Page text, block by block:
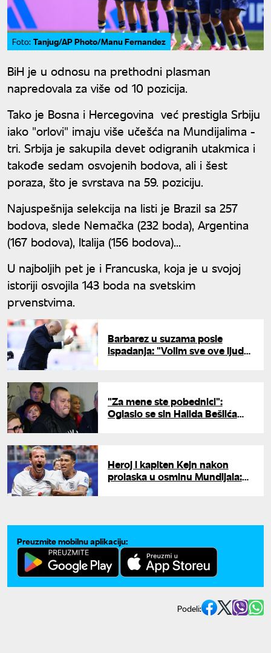
Foto: Tanjug/AP Photo/Manu Fernandez
BiH je u odnosu na prethodni plasman
napredovala za više od 10 pozicija.
Tako je Bosna i Hercegovina već prestigla Srbiju
iako "orlovi" imaju više učešća na Mundijalima -
tri. Srbija je sakupila devet odigranih utakmica i
takođe sedam osvojenih bodova, ali i šest
poraza, što je svrstava na 59. poziciju.
Najuspešnija selekcija na listi je Brazil sa 257
bodova, slede Nemačka (232 boda), Argentina
(167 bodova), Italija (156 bodova)...
U najboljih pet je i Francuska, koja je u svojoj
istoriji osvojila 143 boda na svetskim
prvenstvima.
Barbarez u suzama posle
ispadanja: "Volim sve ove ljude
"Za mene ste pobednici":
Oglasio se sin Halida Bešlića
Heroj i kapiten Kejn nakon
prolaska u osminu Mundijala:
Preuzmite mobilnu aplikaciju:
Podeli: